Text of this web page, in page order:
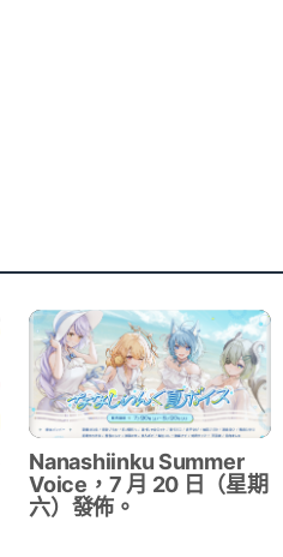
Nanashiinku Summer
Voice，7 月 20 日（星期
六）發佈。